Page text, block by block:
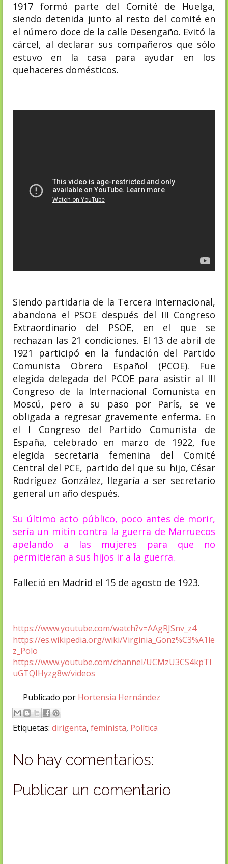
1917 formó parte del Comité de Huelga,
siendo detenida junto al resto del comité en
el número doce de la calle Desengaño. Evitó la
cárcel, al declarar sus compañeros que sólo
estuvo en la casa para ayudar en los
quehaceres domésticos.
Siendo partidaria de la Tercera Internacional,
abandona el PSOE después del III Congreso
Extraordinario del PSOE, en el que se
rechazan las 21 condiciones. El 13 de abril de
1921 participó en la fundación del Partido
Comunista Obrero Español (PCOE). Fue
elegida delegada del PCOE para asistir al III
Congreso de la Internacional Comunista en
Moscú, pero a su paso por París, se ve
obligada a regresar gravemente enferma. En
el I Congreso del Partido Comunista de
España, celebrado en marzo de 1922, fue
elegida secretaria femenina del Comité
Central del PCE, partido del que su hijo, César
Rodríguez González, llegaría a ser secretario
general un año después.
Su último acto público, poco antes de morir,
sería un mitin contra la guerra de Marruecos
apelando a las mujeres para que no
permitieran a sus hijos ir a la guerra.
Falleció en Madrid el 15 de agosto de 1923.
https://www.youtube.com/watch?v=AAgRJSnv_z4
https://es.wikipedia.org/wiki/Virginia_Gonz%C3%A1le
z_Polo
https://www.youtube.com/channel/UCMzU3CS4kpTl
uGTQIHyzg8w/videos
Publicado por Hortensia Hernández
Etiquetas: dirigenta, feminista, Política
No hay comentarios:
Publicar un comentario